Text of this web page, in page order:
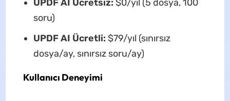
UPDF AI Ücretsiz: $0/yıl (5 dosya, 100
soru)
UPDF AI Ücretli: $79/yıl (sınırsız
dosya/ay, sınırsız soru/ay)
Kullanıcı Deneyimi